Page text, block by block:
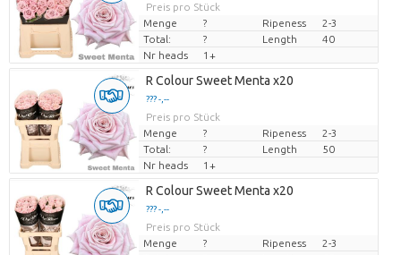
Preis pro Stück
Menge
? Ripeness
2-3
Total:
? Length
40
Nr heads
1+
R Colour Sweet Menta x20
??? -,--
Preis pro Stück
Menge
? Ripeness
2-3
Total:
? Length
50
Nr heads
1+
R Colour Sweet Menta x20
??? -,--
Preis pro Stück
Menge
? Ripeness
2-3